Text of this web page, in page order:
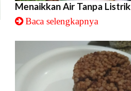
Menaikkan Air Tanpa Listrik
Baca selengkapnya